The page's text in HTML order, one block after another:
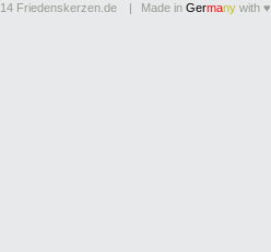
Friedenskerzen.de Made in Germanywith ♥